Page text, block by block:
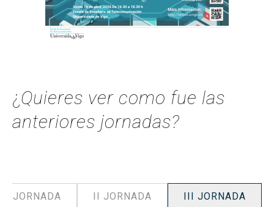
¿ Quieres ver como fue las
anteriores jornadas?
I JORNADA II JORNADA III JORNADA